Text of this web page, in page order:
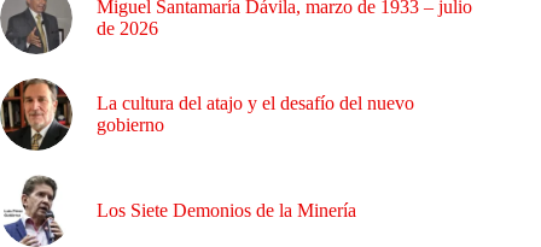
Miguel Santamaría Dávila, marzo de 1933 – julio
de 2026
La cultura del atajo y el desafío del nuevo
gobierno
Los Siete Demonios de la Minería